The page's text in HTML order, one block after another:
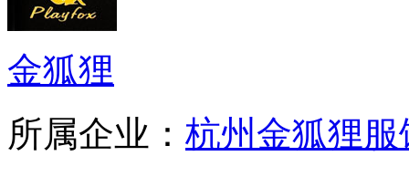
金狐狸
所属企业： 杭州金狐狸